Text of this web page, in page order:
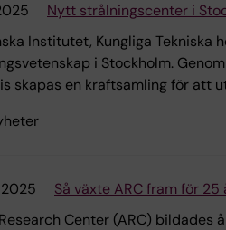
Nytt strålningscenter i
Institutet, Kungliga Tekniska
i Stockholm.
skapas en kraftsamling för att
Så växte ARC fram för 25
Center (ARC) bildades